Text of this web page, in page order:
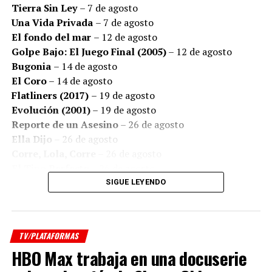
resonancia especial: detrás de cada diagnóstico existen
historias de amor, de miedo, de fortaleza y de personas
que luchan por seguir viviendo.
Produccionesy1:85 Films, “Instante” se encontrará
disponible enPrime Video
Ficha artística/técnica
Tierra Sin Ley– 7 de agosto
Una Vida Privada – 7 de agosto
El fondo del mar – 12 de agosto
Golpe Bajo: El Juego Final (2005)– 12 de agosto
Bugonia – 14 de agosto
El Coro– 14 de agosto
Flatliners (2017) – 19 de agosto
Evolución (2001)– 19 de agosto
Reporte de un Asesino– 26 de agosto
Ella Dijo – 26 de agosto
Ricki and the Flash: Entre la Fama y la Familia
Series
El Huésped Oculto– 7 de agosto
SIGUE LEYENDO
TV/PLATAFORMAS
HBO Max trabaja en una docuserie